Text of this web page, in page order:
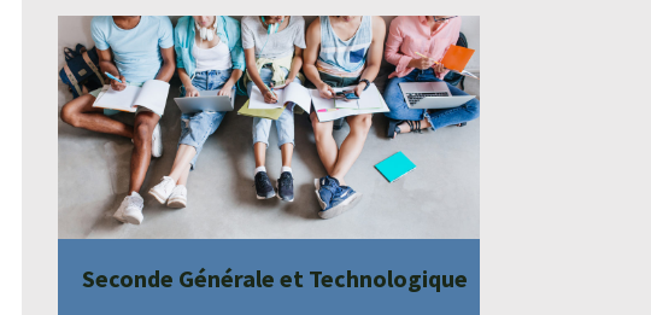
Seconde Générale et Technologique